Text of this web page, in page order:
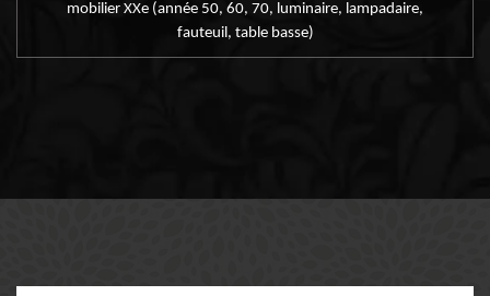
mobilier XXe (année 50, 60, 70, luminaire, lampadaire,
fauteuil, table basse)